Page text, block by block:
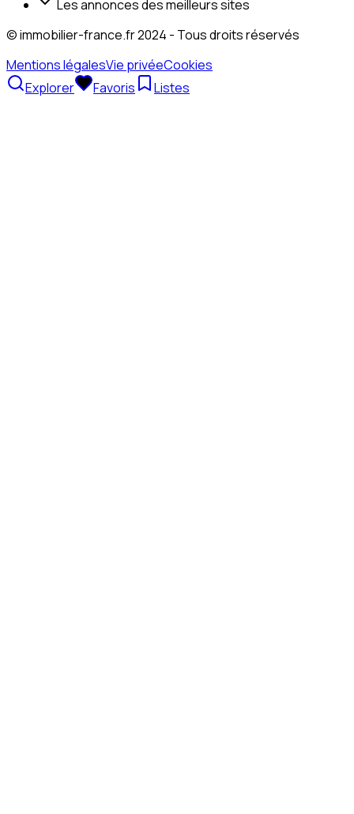
Les annonces des meilleurs sites
© immobilier-france.fr 2024 - Tous droits réservés
Mentions légalesVie privéeCookies
Explorer
Favoris Listes